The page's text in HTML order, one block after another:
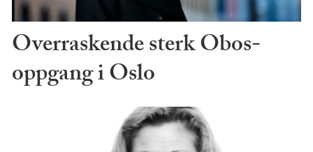
Overraskende sterk Obos-
oppgang i Oslo